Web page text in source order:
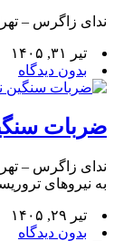
ندای زاگرس –
تیر ۳۱, ۱۴۰۵
بدون دیدگاه
ضربات
به نیروهای
تیر ۲۹, ۱۴۰۵
بدون دیدگاه